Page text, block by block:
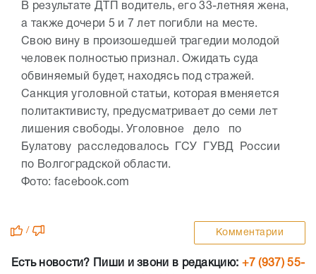
В результате ДТП водитель, его 33-летняя жена,
а также дочери 5 и 7 лет погибли на месте.
Свою вину в произошедшей трагедии молодой
человек полностью признал. Ожидать суда
обвиняемый будет, находясь под стражей.
Санкция уголовной статьи, которая вменяется
политактивисту, предусматривает до семи лет
лишения свободы. Уголовное дело по
Булатову расследовалось ГСУ ГУВД России
по Волгоградской области.
Фото: facebook.com
/ Комментарии
Есть новости? Пиши и звони в редакцию: +7 (937) 55-